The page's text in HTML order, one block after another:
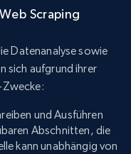
Scraping
Datenanalyse sowie
sich aufgrund ihrer
und Ausführen
Abschnitten, die
kann unabhängig von